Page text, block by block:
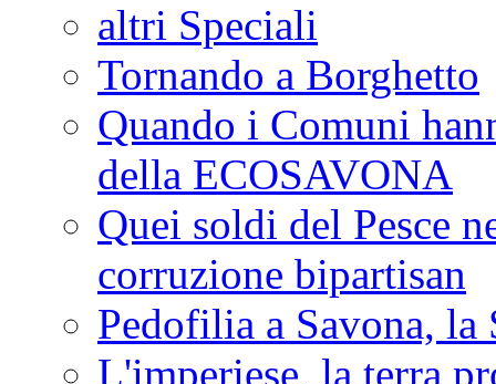
altri Speciali
Tornando a Borghetto
Quando i Comuni
della ECOSAVONA
Quei soldi del Pesce
corruzione bipartisan
Pedofilia a Savona, la
L'imperiese, la terra